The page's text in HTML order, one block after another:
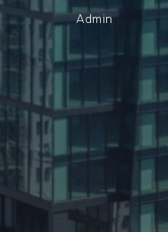
Admin